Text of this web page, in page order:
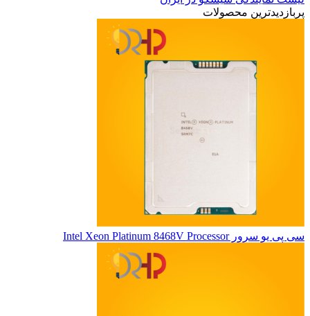
پربازدیدترین محصولات
سی پی یو سرور Intel Xeon Platinum 8468V Processor